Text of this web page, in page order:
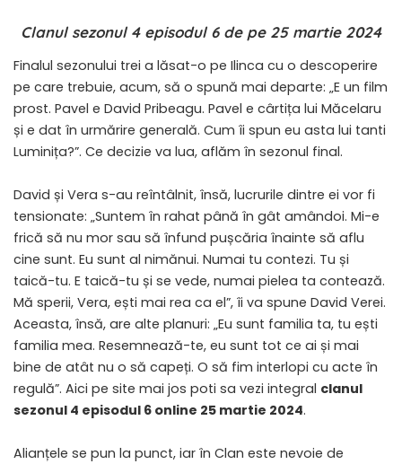
Clanul sezonul 4 episodul 6 de pe 25 martie 2024
Finalul sezonului trei a lăsat-o pe Ilinca cu o descoperire
pe care trebuie, acum, să o spună mai departe: „E un film
prost. Pavel e David Pribeagu. Pavel e cârtița lui Măcelaru
și e dat în urmărire generală. Cum îi spun eu asta lui tanti
Luminița?”. Ce decizie va lua, aflăm în sezonul final.
David și Vera s-au reîntâlnit, însă, lucrurile dintre ei vor fi
tensionate: „Suntem în rahat până în gât amândoi. Mi-e
frică să nu mor sau să înfund pușcăria înainte să aflu
cine sunt. Eu sunt al nimănui. Numai tu contezi. Tu și
taică-tu. E taică-tu și se vede, numai pielea ta contează.
Mă sperii, Vera, ești mai rea ca el”, îi va spune David Verei.
Aceasta, însă, are alte planuri: „Eu sunt familia ta, tu ești
familia mea. Resemnează-te, eu sunt tot ce ai și mai
bine de atât nu o să capeți. O să fim interlopi cu acte în
regulă”. Aici pe site mai jos poti sa vezi integral clanul
sezonul 4 episodul 6 online 25 martie 2024.
Alianțele se pun la punct, iar în Clan este nevoie de